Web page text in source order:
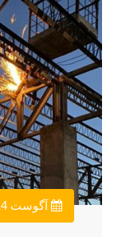
آگوست 14, 2024